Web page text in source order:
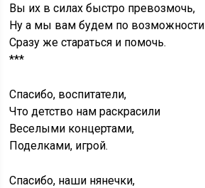
Вы их в силах быстро превозмочь,
Ну а мы вам будем по возможности
Сразу же стараться и помочь.
***
Спасибо, воспитатели,
Что детство нам раскрасили
Веселыми концертами,
Поделками, игрой.
Спасибо, наши нянечки,